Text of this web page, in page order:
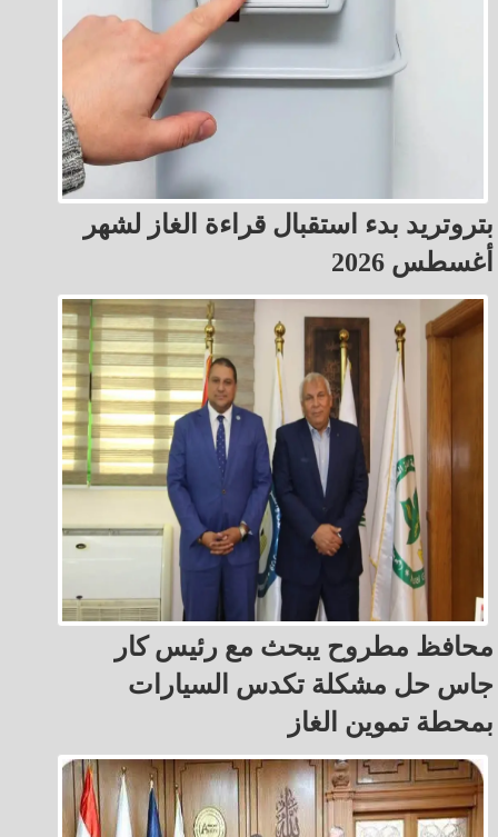
بتروتريد بدء استقبال قراءة الغاز لشهر
أغسطس 2026
محافظ مطروح يبحث مع رئيس كار
جاس حل مشكلة تكدس السيارات
بمحطة تموين الغاز